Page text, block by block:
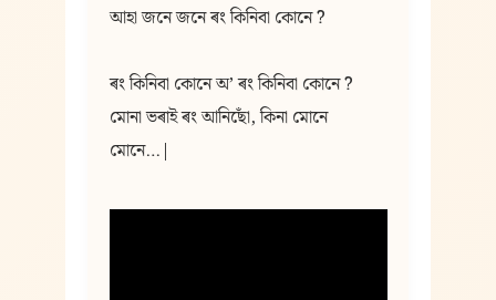
আহা জনে জনে ৰং কিনিবা কোনে ?
ৰং কিনিবা কোনে অ’ ৰং কিনিবা কোনে ?
মোনা ভৰাই ৰং আনিছোঁ, কিনা মোনে
মোনে…|